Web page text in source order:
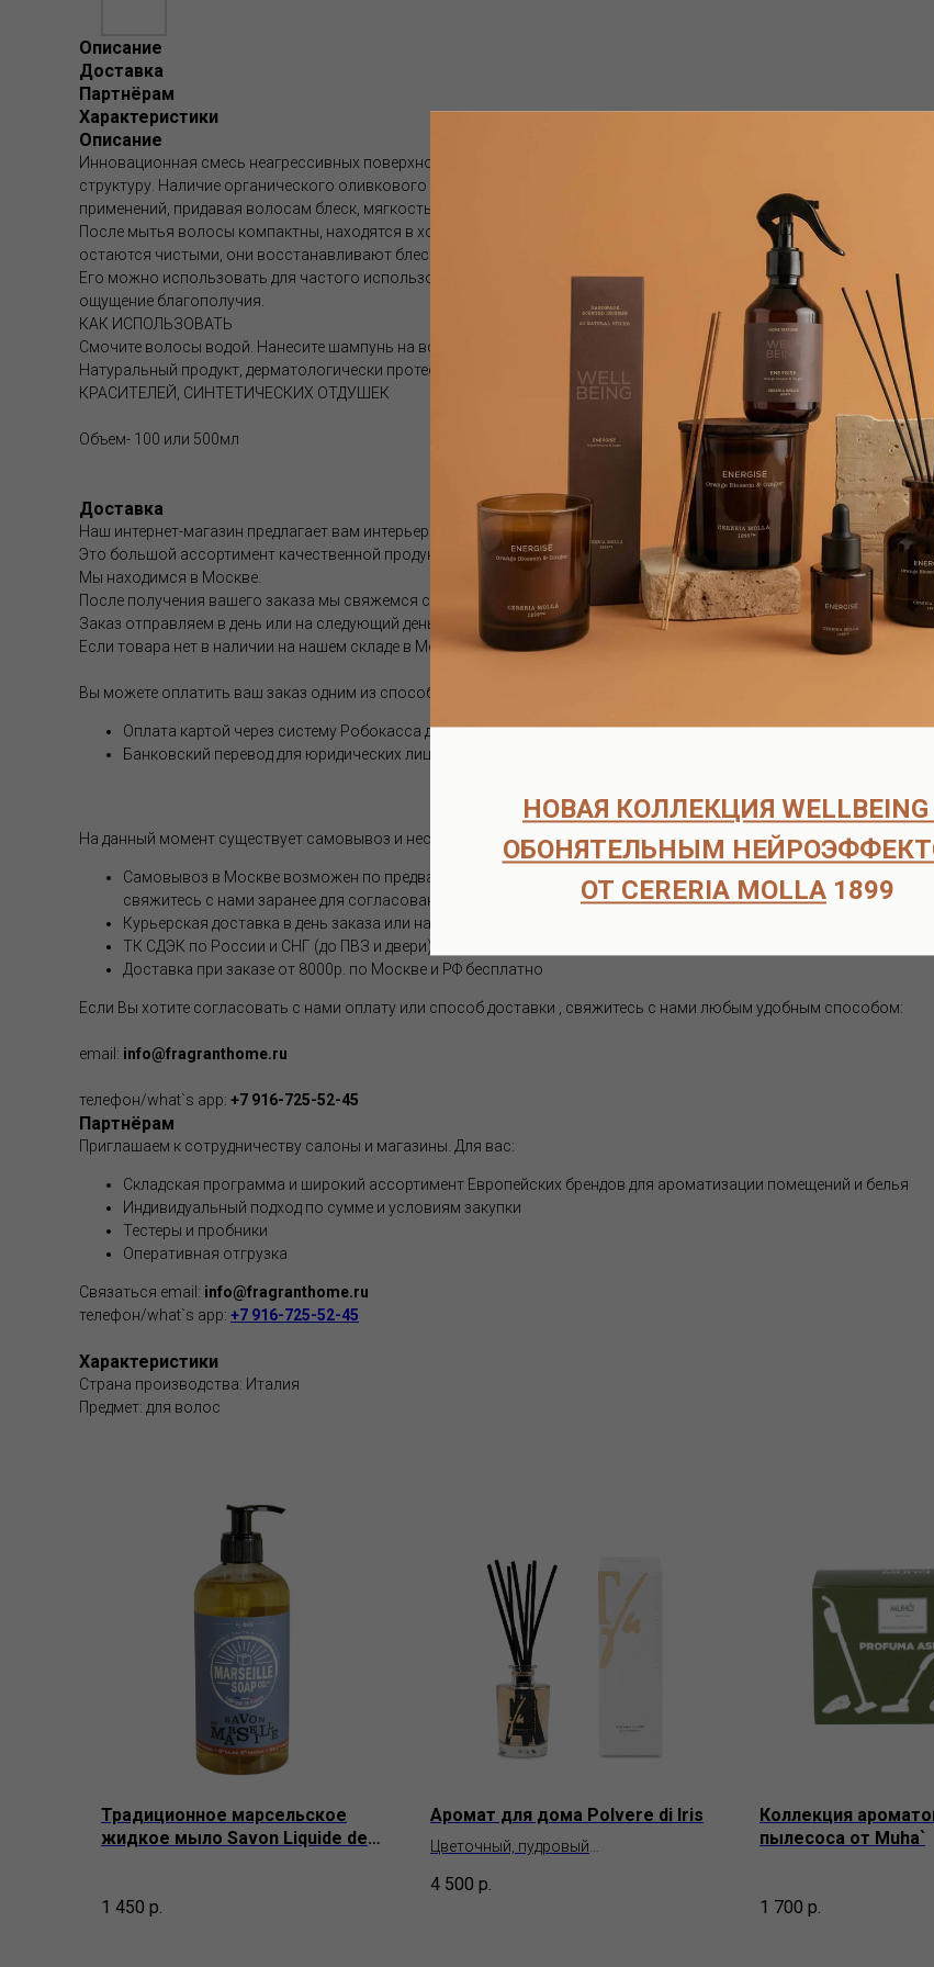
НОВАЯ КОЛЛЕКЦИЯ WELLBEING
ОБОНЯТЕЛЬНЫМ
ОТ CERERIA MOLLA 1899
Описание
Доставка
Партнёрам
Характеристики
Описание
Инновационная смесь неагрессивных поверхностно-активных веществ, используемая в составе, мягко удаляет
структуру. Наличие органического оливкового масла Toscano PGI Extra Virgin устраняет излишки кожного сала и
применений, придавая волосам блеск, мягкость и жизненную силу, оказывая эффективное успокаивающее
После мытья волосы компактны, находятся в хорошем состоянии и легко расчесываются. Благодаря
остаются чистыми, они восстанавливают блеск, легкость, объем и сохраняют стиль.
Его можно использовать для частого использования даже на ломких волосах. Свежая и расслабляющая смесь
ощущение благополучия.
КАК ИСПОЛЬЗОВАТЬ
Смочите волосы водой. Нанесите шампунь на волосы и массируйте до образования пены. Тщательно смойте чистой
Натуральный продукт, дерматологически протестированный. Не содержит SLS/SLES, ПАРАБЕНОВ,
КРАСИТЕЛЕЙ, СИНТЕТИЧЕСКИХ ОТДУШЕК
Объем- 100 или 500мл
Доставка
Наш интернет-магазин предлагает вам интерьерные ароматы европейских брендов, в наличии и под заказ.
Это большой ассортимент качественной продукции.
Мы находимся в Москве.
После получения вашего заказа мы свяжемся с вами и согласуем детали оплаты и доставки.
Заказ отправляем в день или на следующий день после оплаты.
Если товара нет в наличии на нашем складе в Москве, срок поставки составляет 6-8 недель.
Вы можете оплатить ваш заказ одним из способов (оплата возможна только после подтверждения наличия товара
Оплата картой через систему Робокасса для физических лиц
Банковский перевод для юридических лиц
На данный момент существует самовывоз и несколько способов доставки:
Самовывоз в Москве возможен по предварительной договоренности по тел.+7-916-725-52-45 по адресу :
свяжитесь с нами заранее для согласования.
Курьерская доставка в день заказа или на следующий день по Москве службой Достависта - 500-700р, в
ТК СДЭК по России и СНГ (до ПВЗ и двери). Стоимость доставки 300-700р, в зависимости от объёма и адреса
Доставка при заказе от 8000р. по Москве и РФ бесплатно
Если Вы хотите согласовать с нами оплату или способ доставки , свяжитесь с нами любым удобным способом:
email: info@fragranthome.ru
телефон/what`s app: +7 916-725-52-45
Партнёрам
Приглашаем к сотрудничеству салоны и магазины. Для вас:
Складская программа и широкий ассортимент Европейских брендов для ароматизации помещений и белья
Индивидуальный подход по сумме и условиям закупки
Тестеры и пробники
Оперативная отгрузка
Связаться email: info@fragranthome.ru
телефон/what`s app: +7 916-725-52-45
Характеристики
Страна производства: Италия
Предмет: для волос
Традиционное марсельское
жидкое мыло Savon Liquide de
1 450 р.
Аромат для дома Polvere di Iris
Цветочный, пудровый
4 500 р.
Коллекция
пылесоса от Muha`
1 700 р.